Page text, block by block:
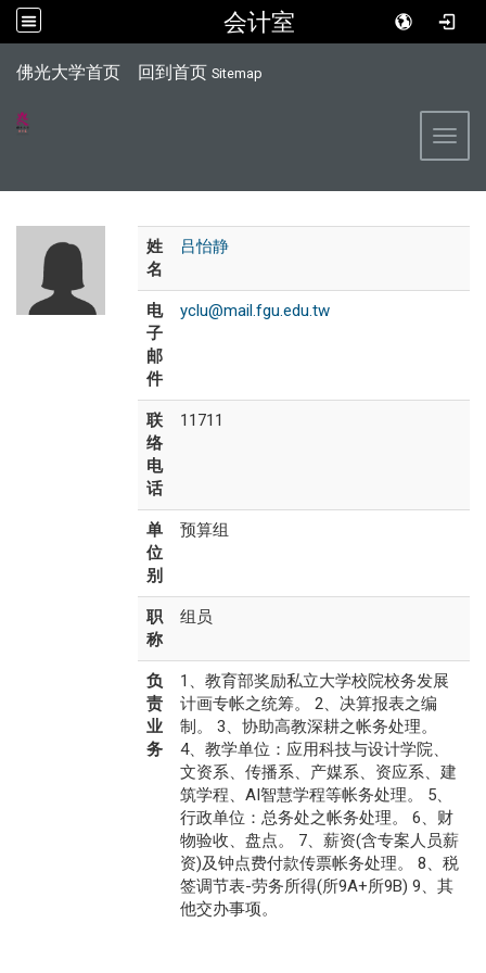
会计室
佛光大学首页 回到首页 Sitemap
姓
名
吕怡静
电
子
邮
件
yclu@mail.fgu.edu.tw
联
络
电
话
11711
单
位
别
预算组
职
称
组员
负
责
业
务
1、教育部奖励私立大学校院校务发展
计画专帐之统筹。 2、决算报表之编
制。 3、协助高教深耕之帐务处理。
4、教学单位：应用科技与设计学院、
文资系、传播系、产媒系、资应系、建
筑学程、AI智慧学程等帐务处理。 5、
行政单位：总务处之帐务处理。 6、财
物验收、盘点。 7、薪资(含专案人员薪
资)及钟点费付款传票帐务处理。 8、税
签调节表-劳务所得(所9A+所9B) 9、其
他交办事项。